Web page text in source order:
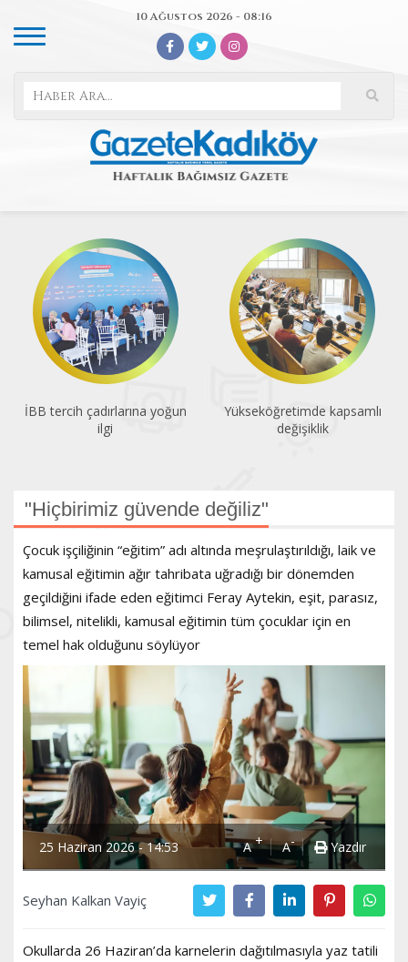
10 Ağustos 2026 - 08:16
Yükseköğretimde kapsamlı
değişiklik
Mimarlık öğrencileri
Kadıköy’deki stajlarını
"Hiçbirimiz güvende değiliz"
Çocuk işçiliğinin “eğitim” adı altında meşrulaştırıldığı, laik ve
kamusal eğitimin ağır tahribata uğradığı bir dönemden
geçildiğini ifade eden eğitimci Feray Aytekin, eşit, parasız,
bilimsel, nitelikli, kamusal eğitimin tüm çocuklar için en
temel hak olduğunu söylüyor
25 Haziran 2026 - 14:53 A+ A- Yazdır
Seyhan Kalkan Vayiç
Okullarda 26 Haziran’da karnelerin dağıtılmasıyla yaz tatili